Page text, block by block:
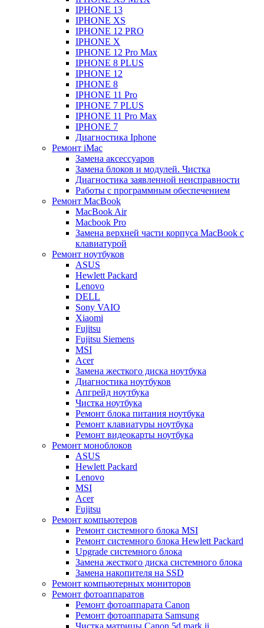
IPHONE 13
IPHONE XS
IPHONE 12 PRO
IPHONE X
IPHONE 12 Pro Max
IPHONE 8 PLUS
IPHONE 12
IPHONE 8
IPHONE 11 Pro
IPHONE 7 PLUS
IPHONE 11 Pro Max
IPHONE 7
Диагностика Iphone
Ремонт iMac
Замена аксессуаров
Замена блоков и модулей. Чистка
Диагностика заявленной неисправности
Работы с программным обеспечением
Ремонт MacBook
MacBook Air
Macbook Pro
Замена верхней части корпуса MacBook с
клавиатурой
Ремонт ноутбуков
ASUS
Hewlett Packard
Lenovo
DELL
Sony VAIO
Xiaomi
Fujitsu
Fujitsu Siemens
MSI
Acer
Замена жесткого диска ноутбука
Диагностика ноутбуков
Апгрейд ноутбука
Чистка ноутбука
Ремонт блока питания ноутбука
Ремонт клавиатуры ноутбука
Ремонт видеокарты ноутбука
Ремонт моноблоков
ASUS
Hewlett Packard
Lenovo
MSI
Acer
Fujitsu
Ремонт компьютеров
Ремонт системного блока MSI
Ремонт системного блока Hewlett Packard
Upgrade системного блока
Замена жесткого диска системного блока
Замена накопителя на SSD
Ремонт компьютерных мониторов
Ремонт фотоаппаратов
Ремонт фотоаппарата Canon
Ремонт фотоаппарата Samsung
Чистка матрицы Canon 5d mark ii